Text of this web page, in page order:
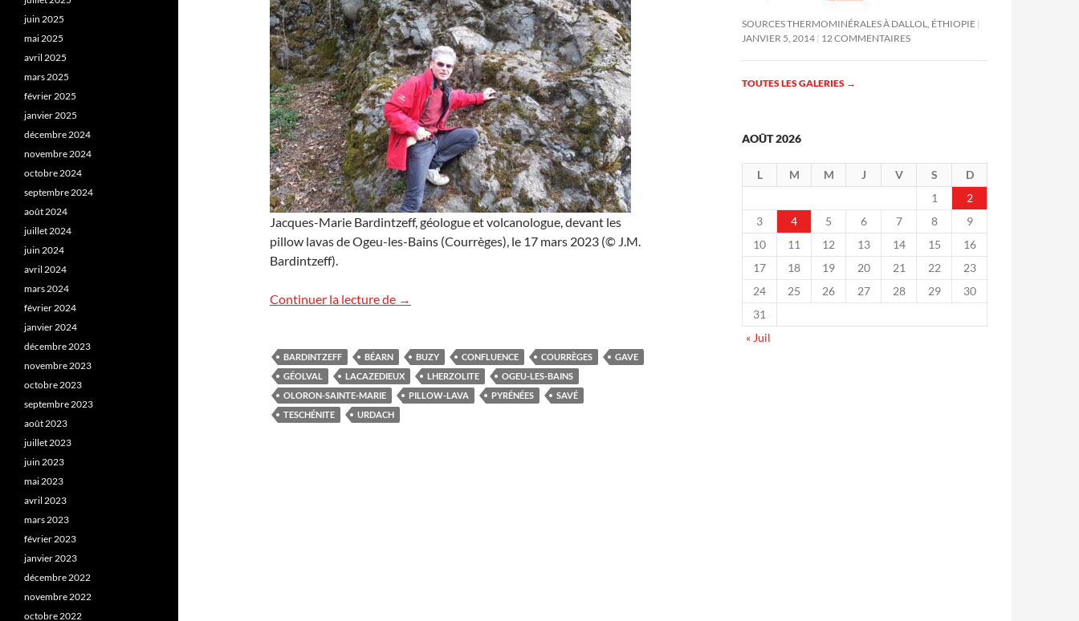
Jacques-Marie Bardintzeff, géologue et volcanologue, devant les
pillow lavas de Ogeu-les-Bains (Courrèges), le 17 mars 2023 (© J.M.
Bardintzeff).
Continuer la lecture de Géologie dans le Béarn, Pyrénées
→
BARDINTZEFF BÉARN BUZY CONFLUENCE COURRÈGES
GAVE
GÉOLVAL
LACAZEDIEUX LHERZOLITE
OGEU-LES-BAINS
OLORON-SAINTE-MARIE
PILLOW-LAVA PYRÉNÉES
SAVÉ
TESCHÉNITE
URDACH
SOURCES THERMOMINÉRALES À DALLOL, ÉTHIOPIE
JANVIER 5, 2014 12 COMMENTAIRES
TOUTES LES GALERIES →
AOÛT 2026
L M M J V S
D
1
2
3
4 5 6 7 8
9
10
11 12 13 14 15
16
17
18 19 20 21 22
23
24
25 26 27 28 29
30
31
« Juil
juin 2025
mai 2025
avril 2025
mars 2025
février 2025
janvier 2025
décembre 2024
novembre 2024
octobre 2024
septembre 2024
août 2024
juillet 2024
juin 2024
avril 2024
mars 2024
février 2024
janvier 2024
décembre 2023
novembre 2023
octobre 2023
septembre 2023
août 2023
juillet 2023
juin 2023
mai 2023
avril 2023
mars 2023
février 2023
janvier 2023
décembre 2022
novembre 2022
octobre 2022